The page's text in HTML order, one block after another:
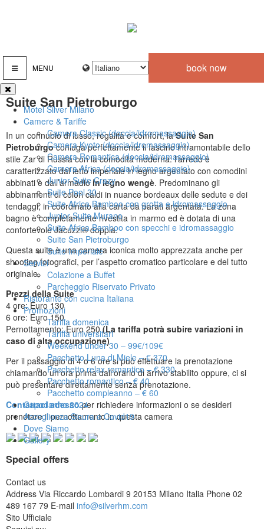
MENU book now
Motel Silver Milano
Camere & Tariffe
Camera Classic (doccia/idromassaggio)
Camera Kyoto (doccia/idromassaggio)
Camera Romantica (doccia/idromassaggio)
Camera Africa (doccia/idromassaggio)
Junior Suite Crazy
Suite Pool 30
Suite Africa Bamboo con grotta e idromassaggio
Junior Suite Murano
Suite Africa Bamboo con specchi e idromassaggio
Suite San Pietroburgo
Suite Imperiale
Servizi
Colazione a Buffet
Parcheggio Riservato Privato
Ristorante con cucina Italiana
Promozioni
Tariffa domenica
Tariffa universitari
Weekend under 30 – 99€/109€
Pacchetto Luna di Miele – € 370
Pacchetto relax romantico – € 330
Pacchetto romantico – € 40
Pacchetto compleanno – € 60
Capodanno 2024
Accoglienza Sicura e Covid19
Dove Siamo
Gallery
Suite San Pietroburgo
In un connubio di lusso, regalità e comfort, laSuite San
Pietroburgoconiuga perfettamente il fascino intramontabile dello
stile Zar di Russia con la comodità moderna: l’arredo è
caratterizzato dal letto imperiale in legno argentato con comodini
abbinati e dall’armadioin legno wengè. Predominano gli
abbinamenti di colori caldi in nuance bordeaux delle sedute e dei
tendaggi, in coordinato alla carta da parati argentata. La zona
bagno è completamente rivestita in marmo ed è dotata di una
confortevole Jacuzzi® doppia.
Questa suite è una camera iconica molto apprezzata anche per
shooting fotografici, per l’aspetto cromatico particolare e del tutto
originale.
Prezzi della Suite
4 ore: Euro 130
6 ore: Euro 150
Pernottamento: Euro 250(La tariffa potrà subire variazioni in
caso di alta occupazione)
Per il passaggio di 4 o 6 ore si può effettuare la prenotazione
chiamando un’ora prima dall’orario di arrivo stabilito oppure, ci si
può presentare direttamente senza prenotazione.
Contattaci adessoper richiedere informazioni o se desideri
prenotare il pernottamento in questa camera
Special offers
Contact us
Address Via Riccardo Lombardi 9 20153 Milano Italia Phone 02
489 167 79 E-mail info@silverhm.com
Sito Ufficiale